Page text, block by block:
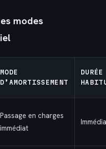
modes
MODE
D’AMORTISSEMENT
DURÉE
Passage en charges
immédiat